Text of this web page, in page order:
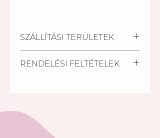
SZÁLLÍTÁSI TERÜLETEK
Pécs, Kozármisleny, Keszü,
Cukrászdánkban Pécsett, a
Bajcsy-Zsilinszky u. 11/1-ben (az
RENDELÉSI FELTÉTELEK
óra) is van lehetőség torta
rendelésre a készleten lévő